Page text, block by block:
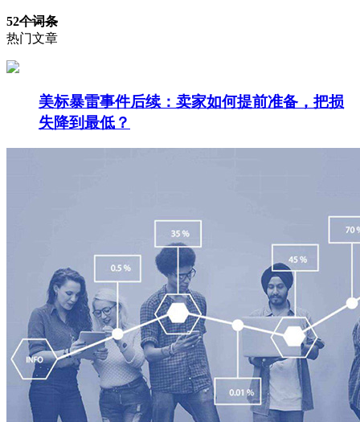
52个词条
热门文章
美标暴雷事件后续：卖家如何提前准备，把损
失降到最低？